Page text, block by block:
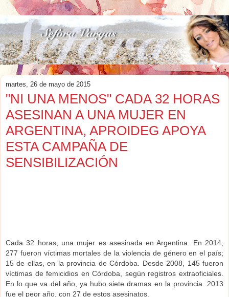
martes, 26 de mayo de 2015
"NI UNA MENOS" CADA 32 HORAS
ASESINAN A UNA MUJER EN
ARGENTINA, APROIDEG APOYA
ESTA CAMPAÑA DE
SENSIBILIZACIÓN
Cada 32 horas, una mujer es asesinada en Argentina. En 2014,
277 fueron víctimas mortales de la violencia de género en el país;
15 de ellas, en la provincia de Córdoba. Desde 2008, 145 fueron
víctimas de femicidios en Córdoba, según registros extraoficiales.
En lo que va del año, ya hubo siete dramas en la provincia. 2013
fue el peor año, con 27 de estos asesinatos.